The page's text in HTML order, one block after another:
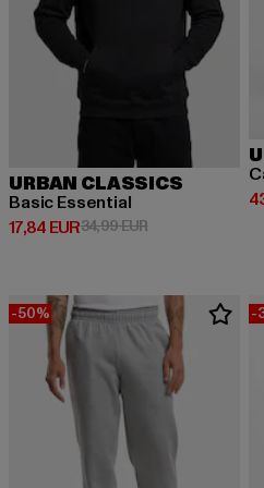
URBAN CLASSICS
Basic Essential
17,84 EUR
Derzeitiger Preis: 17,84 EUR
34,99 EURAktionspreis:
-50% -